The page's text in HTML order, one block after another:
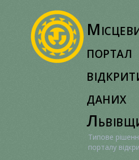
портал
даних
Типове
порталу